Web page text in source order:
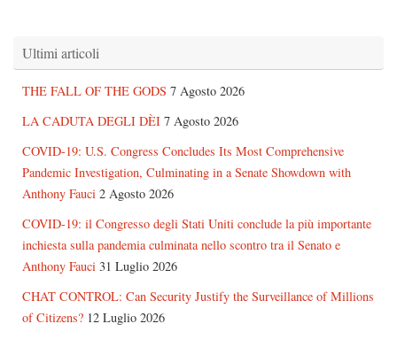
Ultimi articoli
THE FALL OF THE GODS 7 Agosto 2026
LA CADUTA DEGLI DÈI 7 Agosto 2026
COVID-19: U.S. Congress Concludes Its Most Comprehensive
Pandemic Investigation, Culminating in a Senate Showdown with
Anthony Fauci 2 Agosto 2026
COVID-19: il Congresso degli Stati Uniti conclude la più importante
inchiesta sulla pandemia culminata nello scontro tra il Senato e
Anthony Fauci 31 Luglio 2026
CHAT CONTROL: Can Security Justify the Surveillance of Millions
of Citizens? 12 Luglio 2026